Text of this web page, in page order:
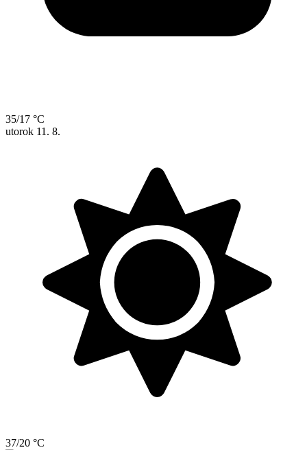
35/17 °C
utorok 11. 8.
37/20 °C